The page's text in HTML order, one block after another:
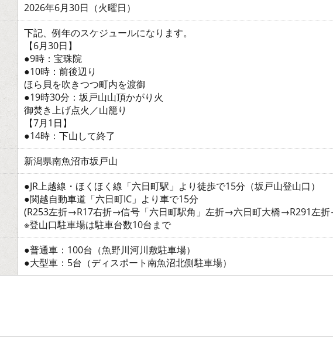
2026年6月30日（火曜日）
下記、例年のスケジュールになります。
【6月30日】
●9時：宝珠院
●10時：前後辺り
ほら貝を吹きつつ町内を渡御
●19時30分：坂戸山山頂かがり火
御焚き上げ点火／山籠り
【7月1日】
●14時：下山して終了
新潟県南魚沼市坂戸山
●JR上越線・ほくほく線「六日町駅」より徒歩で15分（坂戸山登山口）
●関越自動車道「六日町IC」より車で15分
(R253左折→R17右折→信号「六日町駅角」左折→六日町大橋→R291左
※登山口駐車場は駐車台数10台まで
●普通車：100台（魚野川河川敷駐車場）
●大型車：5台（ディスポート南魚沼北側駐車場）